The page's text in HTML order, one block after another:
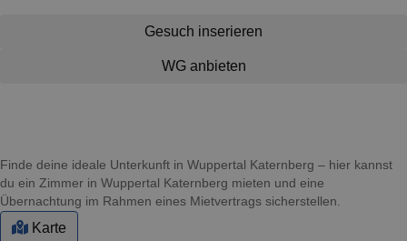
Gesuch inserieren
WG anbieten
Finde deine ideale Unterkunft in Wuppertal Katernberg – hier kannst
du ein Zimmer in Wuppertal Katernberg mieten und eine
Übernachtung im Rahmen eines Mietvertrags sicherstellen.
Karte